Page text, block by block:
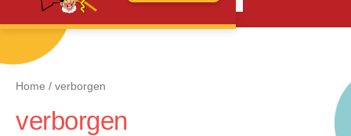
Home / verborgen
verborgen